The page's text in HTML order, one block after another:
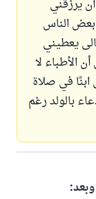
يرزقني
بعض الناس
يعطيني
الأطباء لا
في صلاة
بالولد رغم